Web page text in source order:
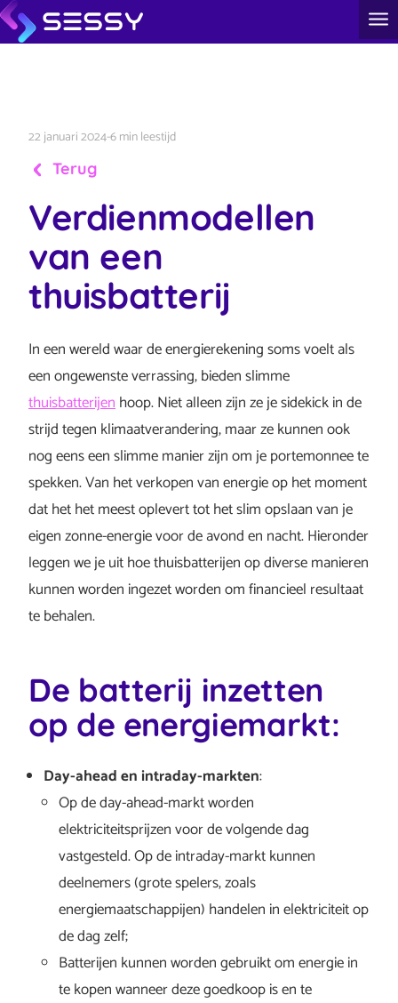
22 januari 2024-6 min leestijd
Terug
Verdienmodellen
van een
thuisbatterij
In een wereld waar de energierekening soms voelt als
een ongewenste verrassing, bieden slimme
thuisbatterijenhoop. Niet alleen zijn ze je sidekick in de
strijd tegen klimaatverandering, maar ze kunnen ook
nog eens een slimme manier zijn om je portemonnee te
spekken. Van het verkopen van energie op het moment
dat het het meest oplevert tot het slim opslaan van je
eigen zonne-energie voor de avond en nacht. Hieronder
leggen we je uit hoe thuisbatterijen op diverse manieren
kunnen worden ingezet worden om financieel resultaat
te behalen.
De batterij inzetten
op de energiemarkt:
Day-ahead en intraday-markten:
Op de day-ahead-markt worden
elektriciteitsprijzen voor de volgende dag
vastgesteld. Op de intraday-markt kunnen
deelnemers (grote spelers, zoals
energiemaatschappijen) handelen in elektriciteit op
de dag zelf;
Batterijen kunnen worden gebruikt om energie in
te kopen wanneer deze goedkoop is en te